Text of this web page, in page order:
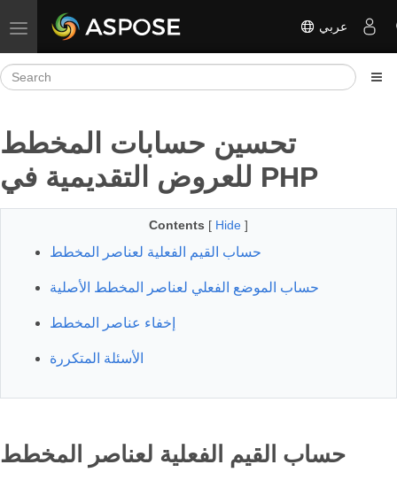
Toggle navigation عربي
تحسين حسابات المخطط
للعروض التقديمية في PHP
Contents [ Hide ]
حساب القيم الفعلية لعناصر المخطط
حساب الموضع الفعلي لعناصر المخطط الأصلية
إخفاء عناصر المخطط
الأسئلة المتكررة
حساب القيم الفعلية لعناصر المخطط